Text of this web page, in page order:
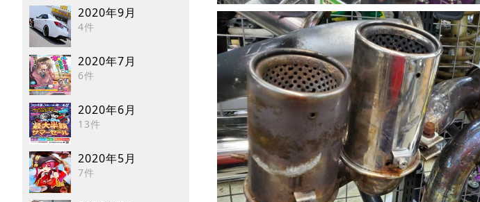
2020年9月
4件
2020年7月
6件
2020年6月
13件
2020年5月
7件